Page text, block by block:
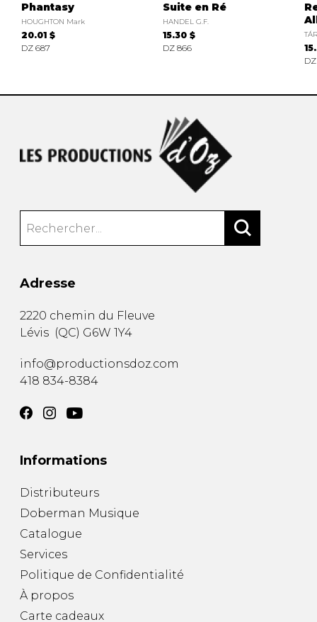
Phantasy
HOUGHTON Mark
20.01 $
DZ 687
Suite en Ré
HANDEL G.F.
15.30 $
DZ 866
Adresse
2220 chemin du Fleuve
Lévis (QC) G6W 1Y4
info@productionsdoz.com
418 834-8384
Informations
Distributeurs
Doberman Musique
Catalogue
Services
Politique de Confidentialité
À propos
Carte cadeaux